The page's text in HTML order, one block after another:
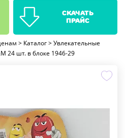
> Каталог > Увлекательные
24 шт. в блоке 1946-29
скачать
прайс